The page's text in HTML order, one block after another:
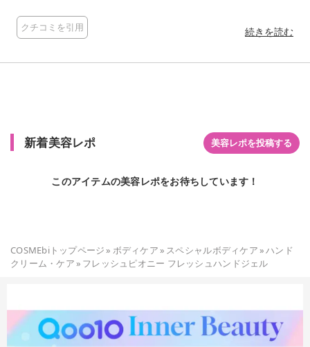
イントです。
クチコミを引用 続きを読む
新着美容レポ 美容レポを投稿する
このアイテムの美容レポをお待ちしています！
COSMEbiトップページ» ボディケア» スペシャルボディケア»ハンド
クリーム・ケア» フレッシュピオニー フレッシュハンドジェル